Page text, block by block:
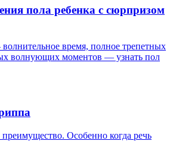
пола ребенка с сюрпризом
время, полное трепетных
волнующих моментов — узнать пол
Особенно когда речь